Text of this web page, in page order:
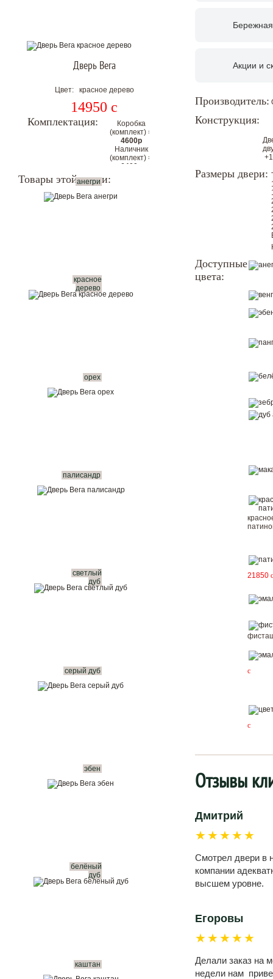
Дверь Вега
Цвет: красное дерево
14950 c
Комплектация:
Коробка
(комплект) =
4600р
Наличник
(комплект) =
6400р
коробкой и
Показать в интерьере
Рассчитать комплект
Товары этой серии:
анегри
красное
дерево
орех
палисандр
светлый
дуб
серый дуб
эбен
белёный
дуб
каштан
Акции и
Производитель:
Конструкция:
Размеры двери:
Доступные
цвета:
21850 c
c
c
Отзывы
Дмитрий
★★★★★
Смотрел двери в
компании
высшем уровне.
Егоровы
★★★★★
Делали заказ на
недели нам